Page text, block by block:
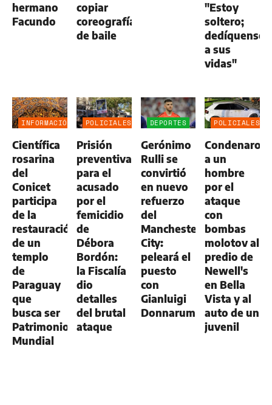
hermano
Facundo
copiar
coreografías
de baile
"Estoy
soltero;
dedíquense
a sus
vidas"
INFORMACIÓN
Científica
rosarina
del
Conicet
participa
de la
restauración
de un
templo
de
Paraguay
que
busca ser
Patrimonio
Mundial
POLICIALES
Prisión
preventiva
para el
acusado
por el
femicidio
de
Débora
Bordón:
la Fiscalía
dio
detalles
del brutal
ataque
DEPORTES
Gerónimo
Rulli se
convirtió
en nuevo
refuerzo
del
Manchester
City:
peleará el
puesto
con
Gianluigi
Donnarumma
POLICIALES
Condenaron
a un
hombre
por el
ataque
con
bombas
molotov al
predio de
Newell's
en Bella
Vista y al
auto de un
juvenil